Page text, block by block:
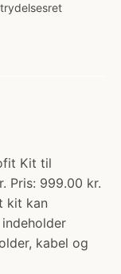
Kit til
Pris: 999.00 kr.
kit kan
kabel og